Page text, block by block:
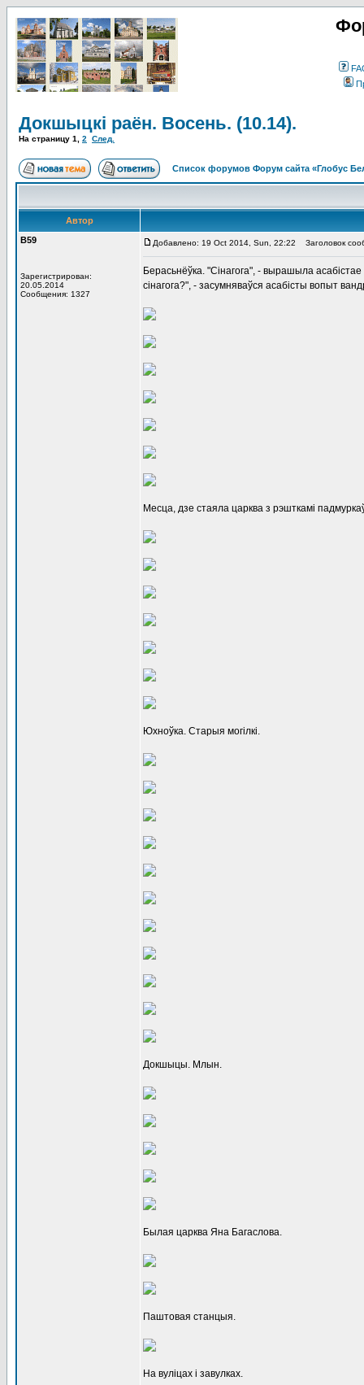
Докшыцкі раён. Восень. (10.14).
На страницу 1 2 След.
Список форумов Форум сайта «Глобус
Автор
В59
Зарегистрирован:
20.05.2014
Сообщения: 1327
Добавлено: 19 Oct 2014, Sun, 22:22 Заголовок
Берасьнёўка. "Сінагога", - вырашыла
сінагога?", - засумняваўся асабісты вопыт
Месца, дзе стаяла царква з рэшткамі
Юхноўка. Старыя могілкі.
Докшыцы. Млын.
Былая царква Яна Багаслова.
Паштовая станцыя.
На вуліцах і завулках.